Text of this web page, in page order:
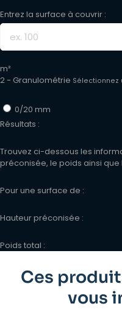
Entrez la surface à couvrir :
m²
2 - Granulométrie Sélectionnez
0/20 mm
Résultats :
Trouvez ci-dessous les
préconisée, le poids ainsi
Pour une surface de :
Hauteur préconisée :
Poids total :
Ces
vous